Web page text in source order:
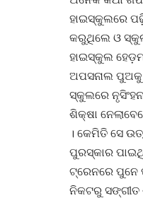
ହାଇସ୍କୁଲରେ
କରୁଥିଲେ ଓ
ହାଇସ୍କୁଲ
ଅପସନାଲ ପୁଅକୁ
ସ୍କୁଲରେ
ଶିକ୍ଷା
। କେମିତି ସେ
ପୁରସ୍କାର
ଟ୍ରେନରେ
ନିକଟରୁ ସଙ୍ଗୀତ